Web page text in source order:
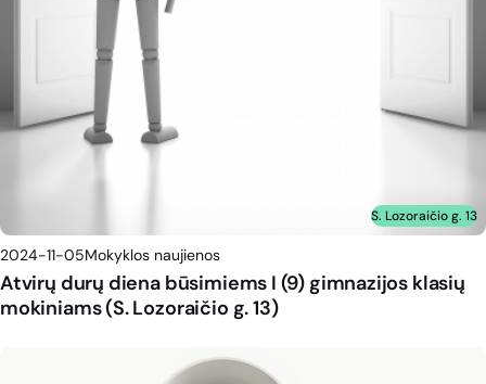
S. Lozoraičio g. 13
2024-11-05Mokyklos naujienos
Atvirų durų diena būsimiems I (9) gimnazijos klasių
mokiniams (S. Lozoraičio g. 13)